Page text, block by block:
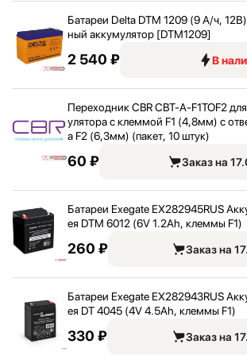
Батареи Delta DTM 1209 (9 А/ч,
ный аккумулятор [DTM1209]
2 540 ₽ В
Переходник CBR CBT-A-F1TOF2
улятора с клеммой F1 (4,8мм) с
а F2 (6,3мм) (пакет, 10 штук)
60 ₽ Заказ на
Батареи Exegate EX282945RUS
ея DTM 6012 (6V 1.2Ah, клеммы F1)
260 ₽ Заказ на
Батареи Exegate EX282943RUS
ея DT 4045 (4V 4.5Ah, клеммы F1)
330 ₽ Заказ на